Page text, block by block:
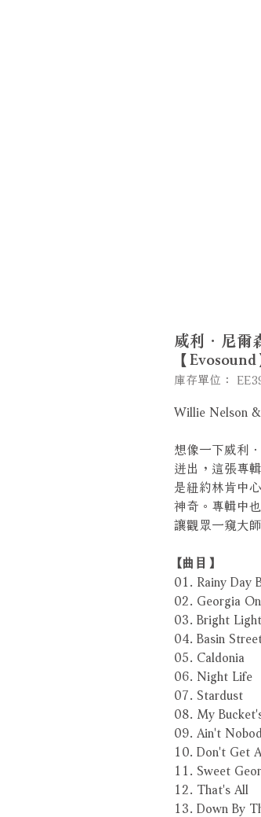
威利．尼爾
【Evosound
庫存單位：
Willie Nelson
想像一下威利
迸出，這張專
是紐約林肯中
神奇。專輯中
讓觀眾一窺大
【曲目】
01. Rainy Day
02. Georgia
03. Bright
04. Basin
05. Caldonia
06. Night Life
07. Stardust
08. My
09. Ain't
10. Don't Get
11. Sweet
12. That's All
13. Down By